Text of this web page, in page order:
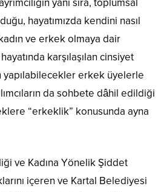
yanı sıra, toplumsal
hayatımızda kendini nasıl
ve erkek olmaya dair
karşılaşılan cinsiyet
yapılabilecekler erkek üyelerle
da sohbete dâhil edildiği
“erkeklik” konusunda ayna
ve Kadına Yönelik Şiddet
içeren ve Kartal Belediyesi